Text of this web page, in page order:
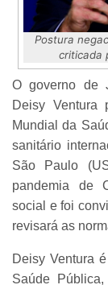
Postura
criticada
O governo de
Deisy Ventura
Mundial da
sanitário
São Paulo
pandemia de
social e foi
revisará as
Deisy Ventura
Saúde